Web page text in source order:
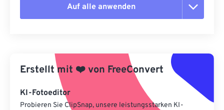
Auf alle anwenden
Aus Vorgabe anwenden
Als Vorgabe speichern
Erstellt mit ❤️von FreeConvert
KI-Fotoeditor
Probieren Sie ClipSnap, unsere leistungsstarken KI-